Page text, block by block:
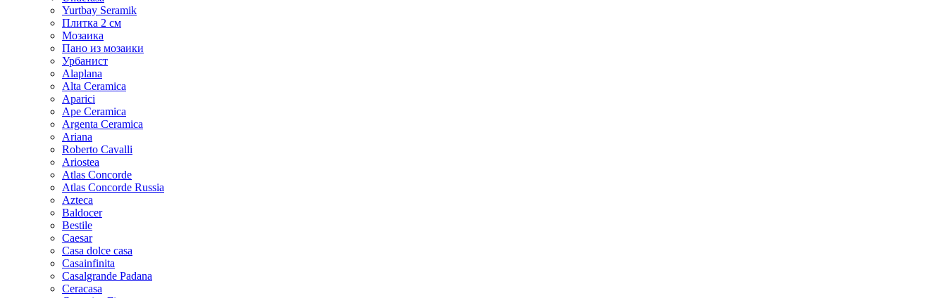
Yurtbay Seramik
Плитка 2 см
Мозаика
Пано из мозаики
Урбанист
Alaplana
Alta Ceramica
Aparici
Ape Ceramica
Argenta Ceramica
Ariana
Roberto Cavalli
Ariostea
Atlas Concorde
Atlas Concorde Russia
Azteca
Baldocer
Bestile
Caesar
Casa dolce casa
Casainfinita
Casalgrande Padana
Ceracasa